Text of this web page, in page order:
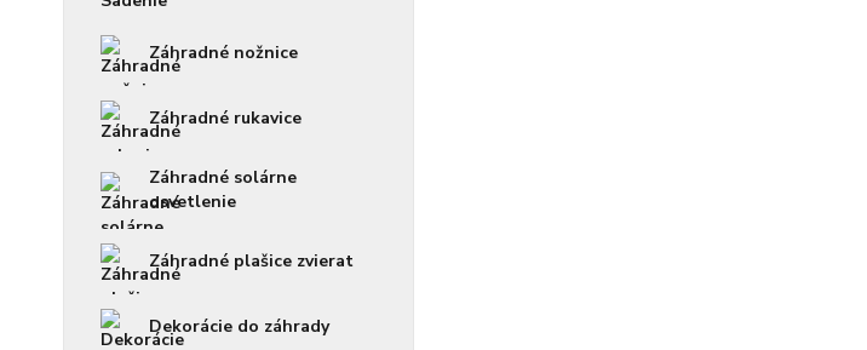
Záhradné nožnice
Záhradné rukavice
Záhradné solárne
osvetlenie
Záhradné plašice zvierat
Dekorácie do záhrady